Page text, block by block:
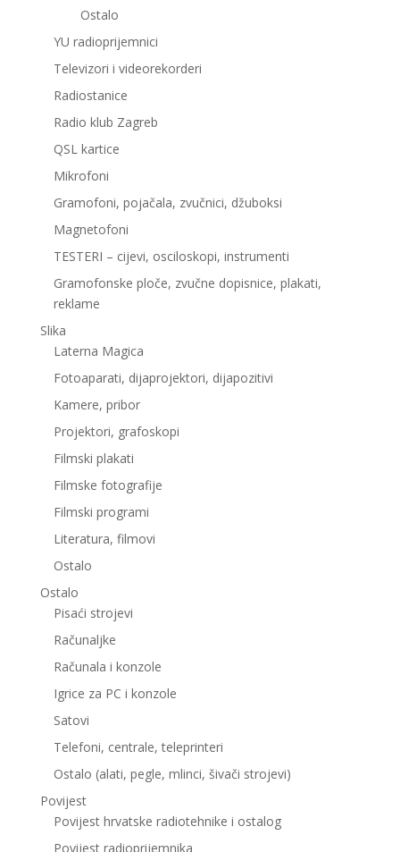
Ostalo
YU radioprijemnici
Televizori i videorekorderi
Radiostanice
Radio klub Zagreb
QSL kartice
Mikrofoni
Gramofoni, pojačala, zvučnici, džuboksi
Magnetofoni
TESTERI – cijevi, osciloskopi, instrumenti
Gramofonske ploče, zvučne dopisnice, plakati,
reklame
Slika
Laterna Magica
Fotoaparati, dijaprojektori, dijapozitivi
Kamere, pribor
Projektori, grafoskopi
Filmski plakati
Filmske fotografije
Filmski programi
Literatura, filmovi
Ostalo
Ostalo
Pisaći strojevi
Računaljke
Računala i konzole
Igrice za PC i konzole
Satovi
Telefoni, centrale, teleprinteri
Ostalo (alati, pegle, mlinci, šivači strojevi)
Povijest
Povijest hrvatske radiotehnike i ostalog
Povijest radioprijemnika